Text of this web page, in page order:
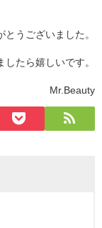
うございました。
したら嬉しいです。
Mr.Beauty